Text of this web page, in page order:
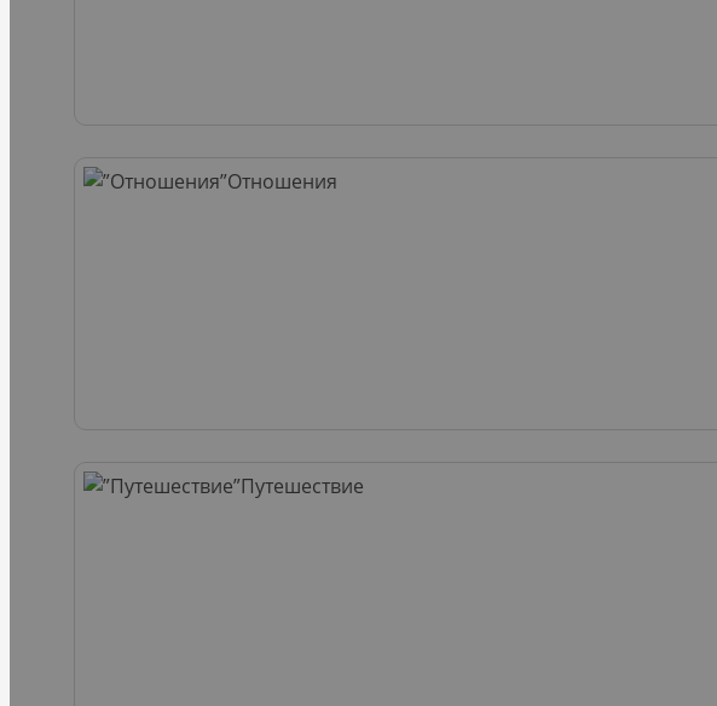
Отношения
Путешествие